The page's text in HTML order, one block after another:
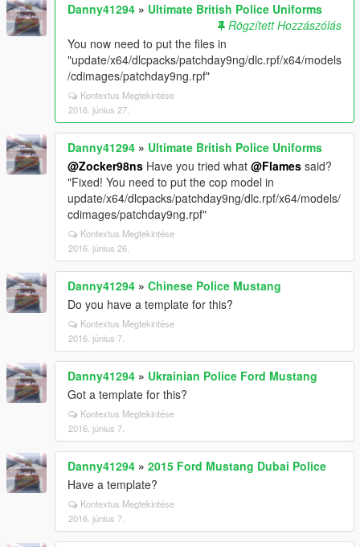
Danny41294 » Ultimate British Police Uniforms
Rögzített Hozzászólás
You now need to put the files in
"update/x64/dlcpacks/patchday9ng/dlc.rpf/x64/models
/cdimages/patchday9ng.rpf"
Kontextus Megtekintése
2016. június 27.
Danny41294 » Ultimate British Police Uniforms
@Zocker98ns Have you tried what @Flames said?
"Fixed! You need to put the cop model in
update/x64/dlcpacks/patchday9ng/dlc.rpf/x64/models/
cdimages/patchday9ng.rpf"
Kontextus Megtekintése
2016. június 26.
Danny41294 » Chinese Police Mustang
Do you have a template for this?
Kontextus Megtekintése
2016. június 7.
Danny41294 » Ukrainian Police Ford Mustang
Got a template for this?
Kontextus Megtekintése
2016. június 7.
Danny41294 » 2015 Ford Mustang Dubai Police
Have a template?
Kontextus Megtekintése
2016. június 7.